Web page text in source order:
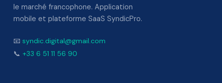
le marché francophone. Application
mobile et plateforme SaaS SyndicPro.
📧 syndic.digital@gmail.com
📞 +33 6 51 11 56 90